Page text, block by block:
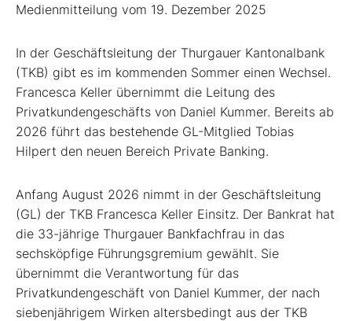
Medienmitteilung vom 19. Dezember 2025
In der Geschäftsleitung der Thurgauer Kantonalbank
(TKB) gibt es im kommenden Sommer einen Wechsel.
Francesca Keller übernimmt die Leitung des
Privatkundengeschäfts von Daniel Kummer. Bereits ab
2026 führt das bestehende GL-Mitglied Tobias
Hilpert den neuen Bereich Private Banking.
Anfang August 2026 nimmt in der Geschäftsleitung
(GL) der TKB Francesca Keller Einsitz. Der Bankrat hat
die 33-jährige Thurgauer Bankfachfrau in das
sechsköpfige Führungsgremium gewählt. Sie
übernimmt die Verantwortung für das
Privatkundengeschäft von Daniel Kummer, der nach
siebenjährigem Wirken altersbedingt aus der TKB